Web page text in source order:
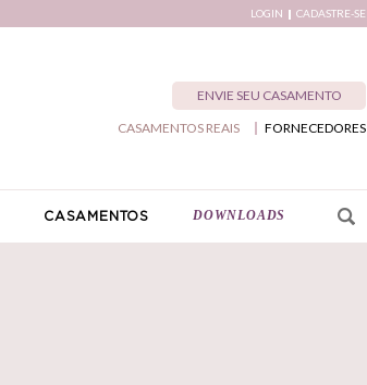
LOGIN CADASTRE-SE
ENVIE SEU CASAMENTO
FORNECEDORES
CASAMENTOS REAIS
CASAMENTOS DOWNLOADS